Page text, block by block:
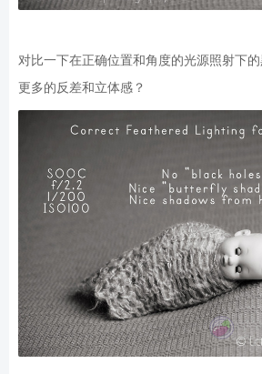
对比一下在正确位置和角度的光源照射下
更多的反差和立体感？